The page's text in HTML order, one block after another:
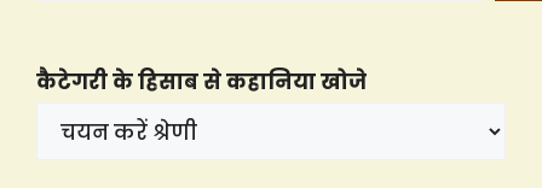
कैटेगरी के हिसाब से कहानिया खोजे